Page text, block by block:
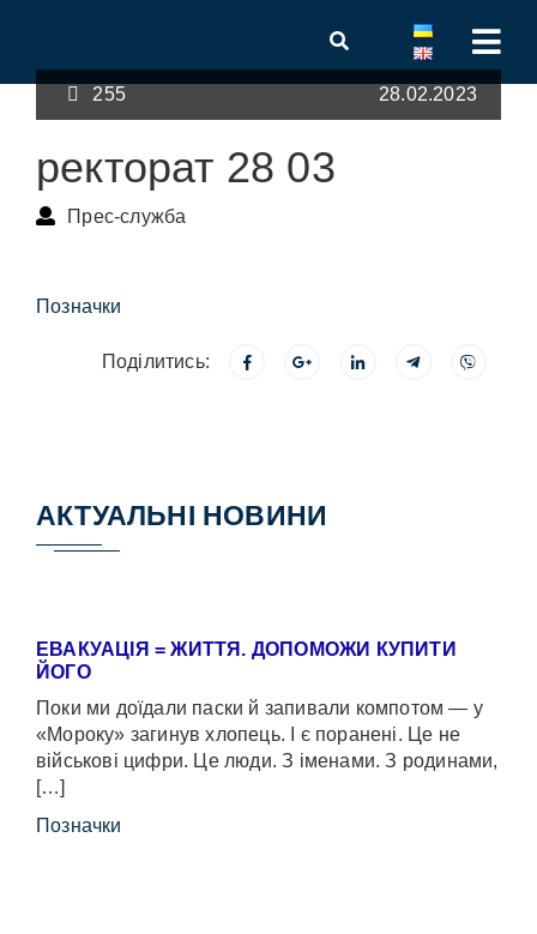
255 28.02.2023
ректорат 28 03
Прес-служба
Позначки
Поділитись:
АКТУАЛЬНІ НОВИНИ
ЕВАКУАЦІЯ = ЖИТТЯ. ДОПОМОЖИ КУПИТИ
ЙОГО
Поки ми доїдали паски й запивали компотом — у
«Мороку» загинув хлопець. І є поранені. Це не
військові цифри. Це люди. З іменами. З родинами,
[…]
Позначки